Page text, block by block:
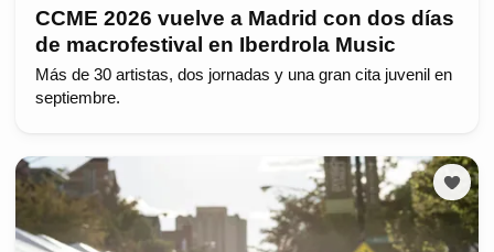
CCME 2026 vuelve a Madrid con dos días
de macrofestival en Iberdrola Music
Más de 30 artistas, dos jornadas y una gran cita juvenil en
septiembre.